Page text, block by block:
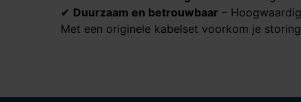
✔ Duurzaam en betrouwbaar –
Met een originele kabelset voorkom je